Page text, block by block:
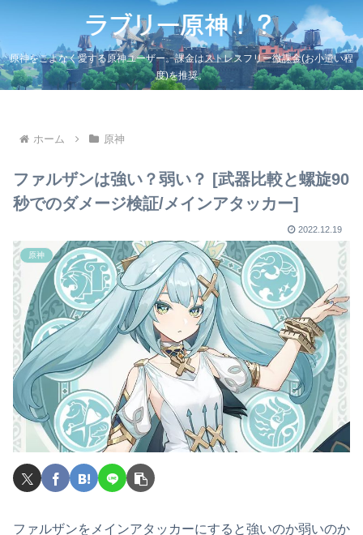
原神をこよなく愛する原神ユーザー。課金はストレスフリー微課金(お小遣い程
度)を推奨。
ホーム 原神
ファルザンは強い？弱い？ [武器比較と螺旋90
秒でのダメージ検証/メインアタッカー]
2022.12.19
原神
ファルザンをメインアタッカーにすると強いのか弱いのか